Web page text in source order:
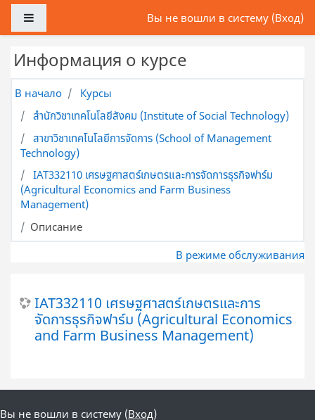
Перейти к основному содержанию
Вы не вошли в систему (Вход)
Информация о курсе
В начало
Курсы
สำนักวิชาเทคโนโลยีสังคม (Institute of Social Technology)
สาขาวิชาเทคโนโลยีการจัดการ (School of Management
Technology)
IAT332110 เศรษฐศาสตร์เกษตรและการจัดการธุรกิจฟาร์ม
(Agricultural Economics and Farm Business
Management)
Описание
В режиме обслуживания
IAT332110 เศรษฐศาสตร์เกษตรและการ
จัดการธุรกิจฟาร์ม (Agricultural Economics
and Farm Business Management)
Вы не вошли в систему (Вход)